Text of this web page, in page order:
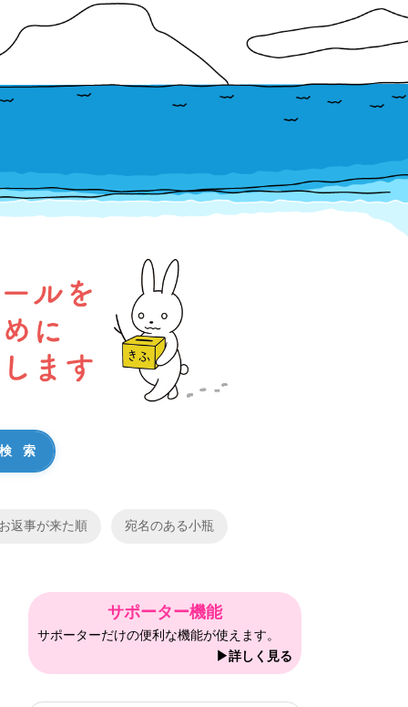
返事が来た順 宛名のある小瓶
サポーター機能
サポーターだけの便利な機能が使えます。
▶詳しく見る